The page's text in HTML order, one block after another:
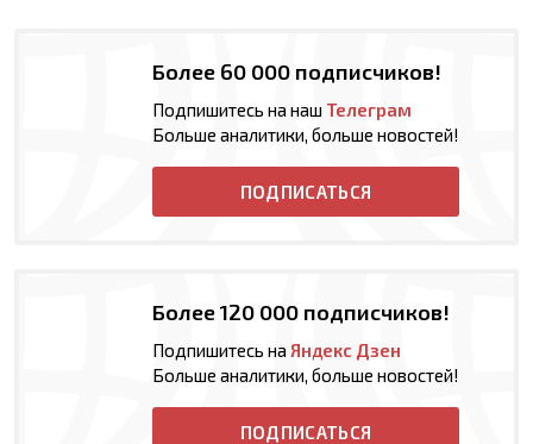
Более 60 000 подписчиков!
Подпишитесь на наш Телеграм
Больше аналитики, больше новостей!
ПОДПИСАТЬСЯ
Более 120 000 подписчиков!
Подпишитесь на Яндекс Дзен
Больше аналитики, больше новостей!
ПОДПИСАТЬСЯ